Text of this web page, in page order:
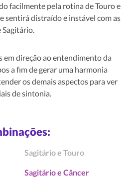
facilmente pela rotina de Touro e
sentirá distraído e instável com as
em direção ao entendimento da
a fim de gerar uma harmonia
os demais aspectos para ver
de sintonia.
Sagitário e Touro
Sagitário e Câncer